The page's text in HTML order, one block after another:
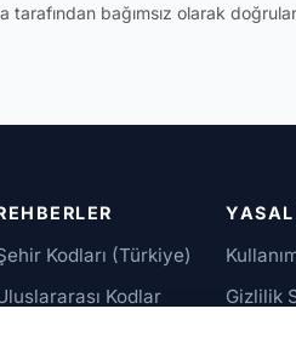
bağımsız olarak
Kodları (Türkiye)
Kodlar
YASAL
Gizlilik
KVKK